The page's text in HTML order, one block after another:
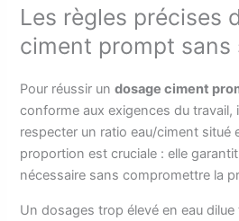
Les règles précises
ciment prompt sans
Pour réussir undosage ciment
conforme aux exigences du travail,
respecter un ratio eau/ciment situé
proportion est cruciale : elle
nécessaire sans compromettre la
Un dosages trop élevé en eau